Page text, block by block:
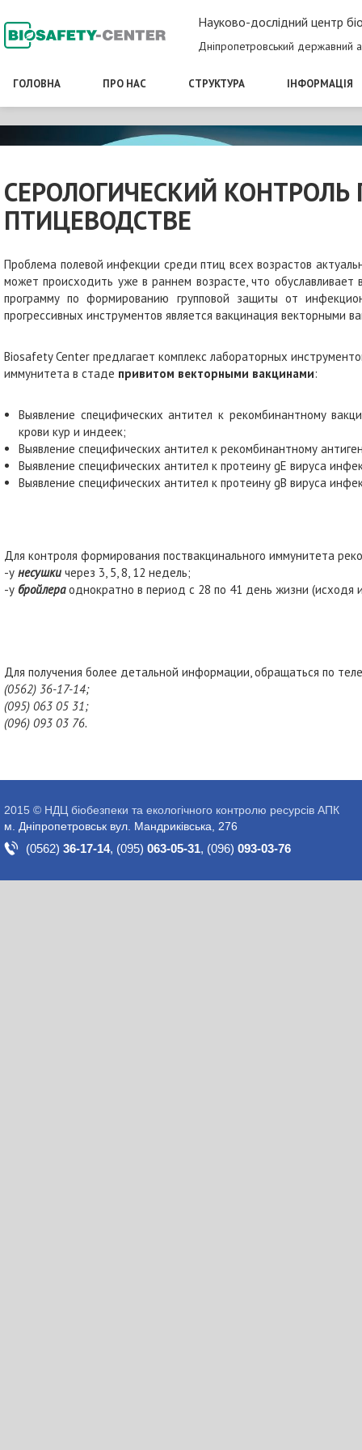
Науково-дослідний центр
Дніпропетровський державний
ГОЛОВНА ПРО НАС СТРУКТУРА ІНФОРМАЦІЯ
СЕРОЛОГИЧЕСКИЙ
ПТИЦЕВОДСТВЕ
Проблема полевой инфекции среди птиц всех возрастов
может происходить уже в раннем возрасте, что
программу по формированию групповой защиты от
прогрессивных инструментов является вакцинация векторными
Biosafety Center предлагает комплекс лабораторных
иммунитета в стаде привитом векторными вакцинами:
Выявление специфических антител к рекомбинантному
крови кур и индеек;
Выявление специфических антител к рекомбинантному
Выявление специфических антител к протеину gE вируса
Выявление специфических антител к протеину gВ вируса
Для контроля формирования поствакцинального иммунитета
-у несушки через 3, 5, 8, 12 недель;
-у бройлераоднократно в период с 28 по 41 день жизни (исходя
Для получения более детальной информации, обращаться по
(0562) 36-17-14;
(095) 063 05 31;
(096) 093 03 76.
2015 © НДЦ біобезпеки та екологічного контролю ресурсів АПК
м. Дніпропетровськ вул. Мандриківська, 276
(0562) 36-17-14, (095) 063-05-31, (096) 093-03-76